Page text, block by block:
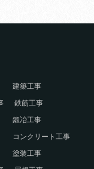
建築工事
鉄筋工事
鍛冶工事
コンクリート工事
塗装工事